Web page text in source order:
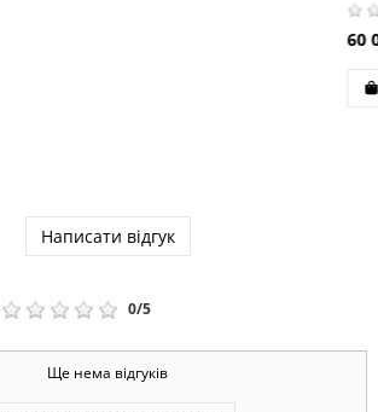
Написати відгук
0/5
Ще нема відгуків